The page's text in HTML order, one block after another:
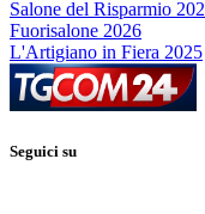
Salone del Risparmio
Fuorisalone 2026
L'Artigiano in Fiera 2025
Seguici su